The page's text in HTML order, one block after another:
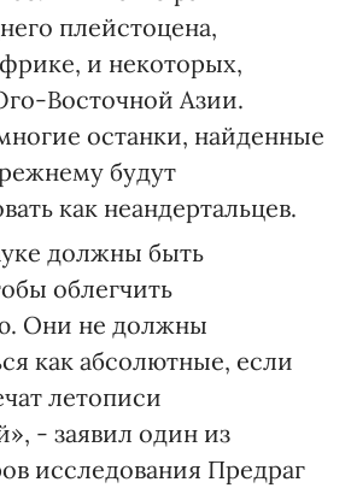
плейстоцена,
и некоторых,
Восточной Азии.
останки, найденные
будут
как неандертальцев.
должны быть
облегчить
Они не должны
как абсолютные, если
летописи
- заявил один из
исследования Предраг